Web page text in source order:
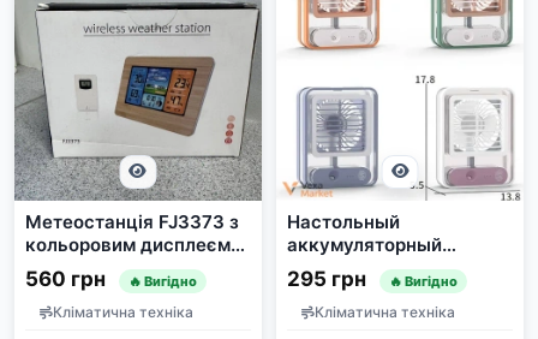
Метеостанція FJ3373 з
кольоровим дисплеєм
та виносним датчиком
560 грн 🔥 Вигідно
Кліматична техніка
Настольный
аккумуляторный
вентилятор с
увлажнителем 4,5W
295 грн 🔥 Вигідно
Кліматична техніка